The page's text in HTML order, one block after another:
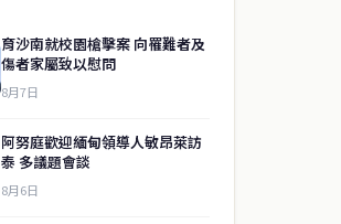
育沙南就校園槍擊案 向罹難者及
傷者家屬致以慰問
8月7日
阿努庭歡迎緬甸領導人敏昂萊訪
泰 多議題會談
8月6日